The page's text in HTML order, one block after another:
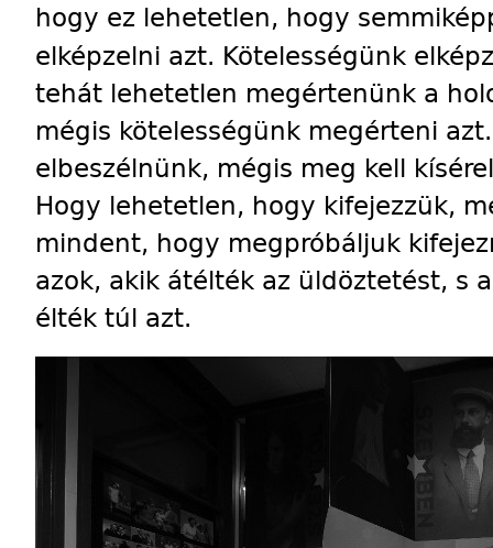
hogy ez lehetetlen, hogy
elképzelni azt. Kötelességünk
tehát lehetetlen megértenünk a
mégis kötelességünk megérteni
elbeszélnünk, mégis meg kell
Hogy lehetetlen, hogy kifejezzük,
mindent, hogy megpróbáljuk
azok, akik átélték az üldöztetést, s
élték túl azt.